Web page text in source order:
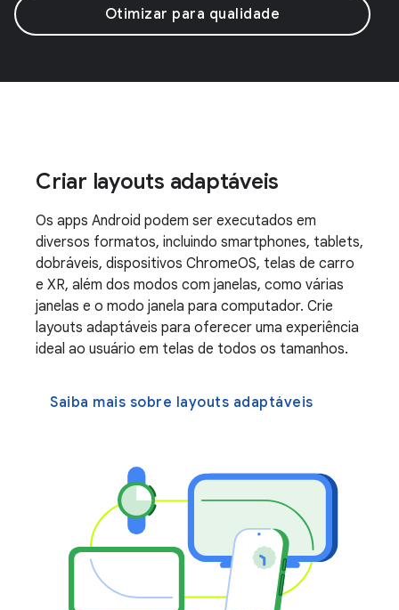
Otimizar para qualidade
Criar layouts adaptáveis
Os apps Android podem ser executados em
diversos formatos, incluindo smartphones, tablets,
dobráveis, dispositivos ChromeOS, telas de carro
e XR, além dos modos com janelas, como várias
janelas e o modo janela para computador. Crie
layouts adaptáveis para oferecer uma experiência
ideal ao usuário em telas de todos os tamanhos.
Saiba mais sobre layouts adaptáveis